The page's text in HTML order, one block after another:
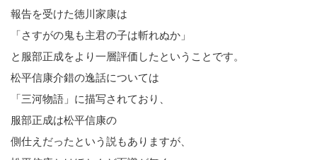
報告を受けた徳川家康は
「さすがの鬼も主君の子は斬れぬか」
と服部正成をより一層評価したということです。
松平信康介錯の逸話については
「三河物語」に描写されており、
服部正成は松平信康の
側仕えだったという説もありますが、